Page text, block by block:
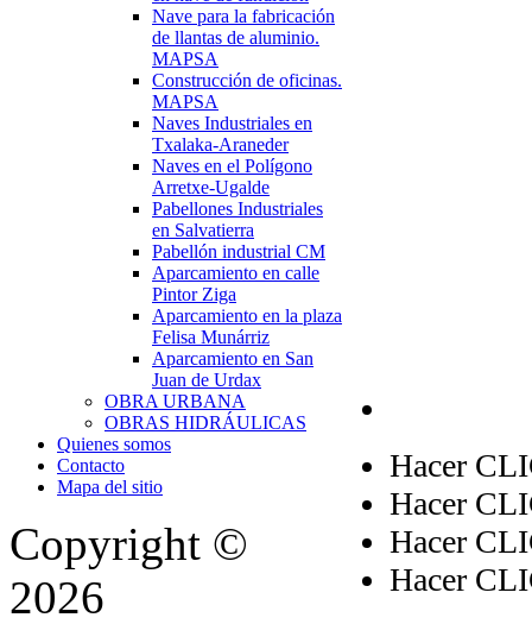
Hacer
Hacer
Hacer
Hacer
Nave para la fabricación
de llantas de aluminio.
MAPSA
Construcción de oficinas.
MAPSA
Naves Industriales en
Txalaka-Araneder
Naves en el Polígono
Arretxe-Ugalde
Pabellones Industriales
en Salvatierra
Pabellón industrial CM
Aparcamiento en calle
Pintor Ziga
Aparcamiento en la plaza
Felisa Munárriz
Aparcamiento en San
Juan de Urdax
OBRA URBANA
OBRAS HIDRÁULICAS
Quienes somos
Contacto
Mapa del sitio
Copyright ©
2026